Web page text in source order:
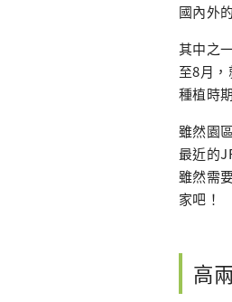
國內外
其中之
至8月
種植時
雖然園
最近的
雖然需
家吧！
高